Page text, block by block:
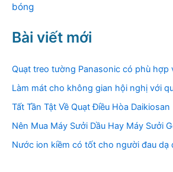
bóng
Bài viết mới
Quạt treo tường Panasonic có phù hợp
Làm mát cho không gian hội nghị với
Tất Tần Tật Về Quạt Điều Hòa Daikiosan
Nên Mua Máy Sưởi Dầu Hay Máy Sưởi
Nước ion kiềm có tốt cho người đau dạ